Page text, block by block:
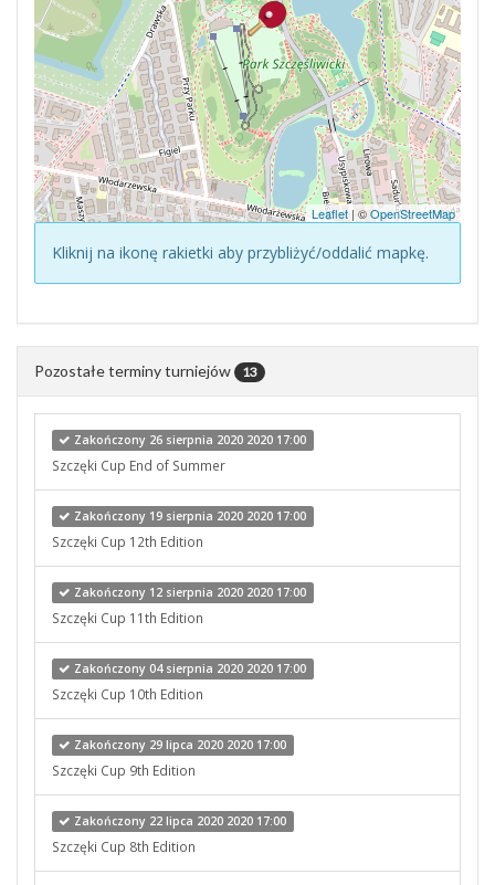
Leaflet| ©OpenStreetMap
Kliknij na ikonę rakietki aby przybliżyć/oddalić mapkę.
Pozostałe terminy turniejów 13
Zakończony 26 sierpnia 2020 2020 17:00
Szczęki Cup End of Summer
Zakończony 19 sierpnia 2020 2020 17:00
Szczęki Cup 12th Edition
Zakończony 12 sierpnia 2020 2020 17:00
Szczęki Cup 11th Edition
Zakończony 04 sierpnia 2020 2020 17:00
Szczęki Cup 10th Edition
Zakończony 29 lipca 2020 2020 17:00
Szczęki Cup 9th Edition
Zakończony 22 lipca 2020 2020 17:00
Szczęki Cup 8th Edition